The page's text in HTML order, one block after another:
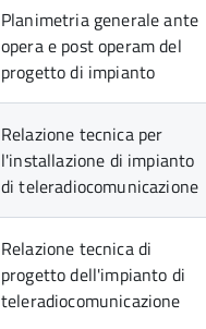
Planimetria generale ante
opera e post operam del
progetto di impianto
Relazione tecnica per
l'installazione di impianto
di teleradiocomunicazione
Relazione tecnica di
progetto dell'impianto di
teleradiocomunicazione